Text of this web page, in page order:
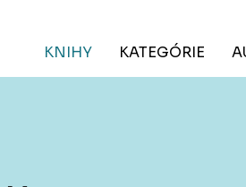
KNIHY KATEGÓRIE